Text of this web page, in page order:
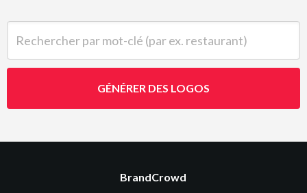
GÉNÉRER DES LOGOS
BrandCrowd